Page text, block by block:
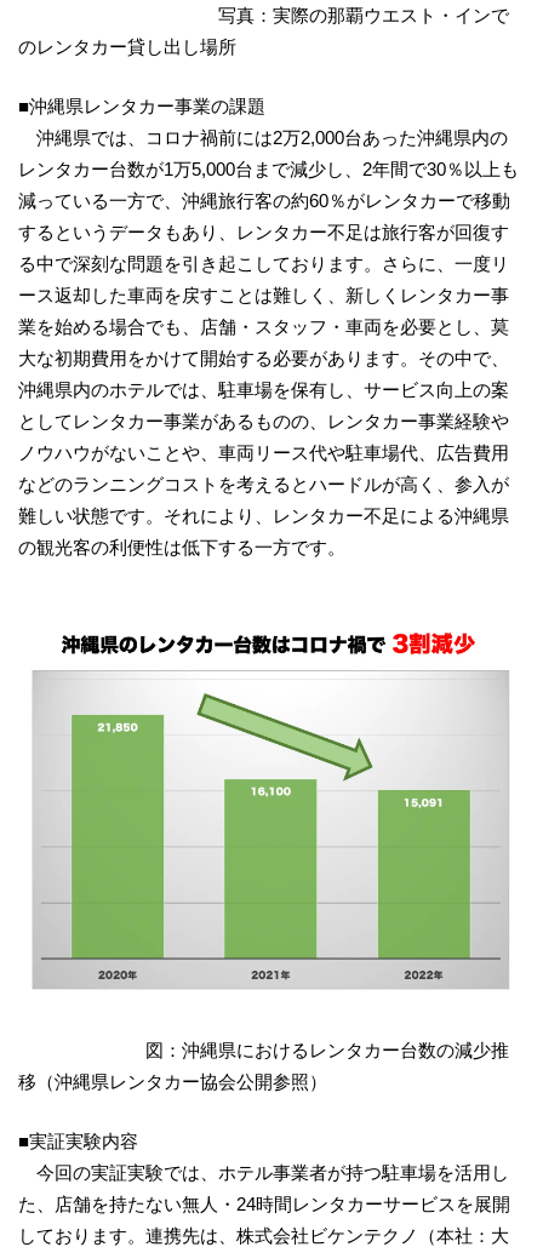
写真：実際の那覇ウエスト・インで
のレンタカー貸し出し場所
■沖縄県レンタカー事業の課題
沖縄県では、コロナ禍前には2万2,000台あった沖縄県内の
レンタカー台数が1万5,000台まで減少し、2年間で30％以上も
減っている一方で、沖縄旅行客の約60％がレンタカーで移動
するというデータもあり、レンタカー不足は旅行客が回復す
る中で深刻な問題を引き起こしております。さらに、一度リ
ース返却した車両を戻すことは難しく、新しくレンタカー事
業を始める場合でも、店舗・スタッフ・車両を必要とし、莫
大な初期費用をかけて開始する必要があります。その中で、
沖縄県内のホテルでは、駐車場を保有し、サービス向上の案
としてレンタカー事業があるものの、レンタカー事業経験や
ノウハウがないことや、車両リース代や駐車場代、広告費用
などのランニングコストを考えるとハードルが高く、参入が
難しい状態です。それにより、レンタカー不足による沖縄県
の観光客の利便性は低下する一方です。
図：沖縄県におけるレンタカー台数の減少推
移（沖縄県レンタカー協会公開参照）
■実証実験内容
今回の実証実験では、ホテル事業者が持つ駐車場を活用し
た、店舗を持たない無人・24時間レンタカーサービスを展開
しております。連携先は、株式会社ビケンテクノ（本社：大